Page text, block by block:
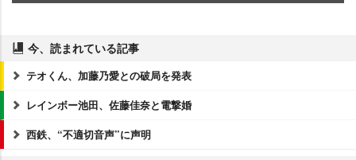
今、読まれている記事
テオくん、加藤乃愛との破局を発表
レインボー池田、佐藤佳奈と電撃婚
西鉄、“不適切音声”に声明